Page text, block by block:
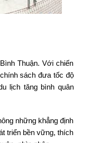
Thuận. Với chiến
sách đưa tốc độ
lịch tăng bình quân
những khẳng định
triển bền vững, thích